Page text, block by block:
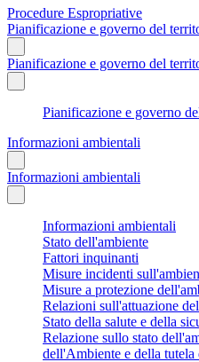
Procedure Espropriative
Pianificazione e governo del
Pianificazione e governo del
Pianificazione e governo
Informazioni ambientali
Informazioni ambientali
Informazioni ambientali
Stato dell'ambiente
Fattori inquinanti
Misure incidenti
Misure a protezione
Relazioni sull'attuazione
Stato della salute e della
Relazione sullo stato
dell'Ambiente e della